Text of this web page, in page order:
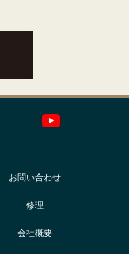
お問い合わせ
修理
会社概要